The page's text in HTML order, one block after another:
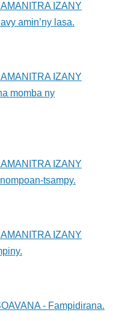
IZANY
amin’ny lasa.
IZANY
momba ny
IZANY
tsampy.
IZANY
- Fampidirana.